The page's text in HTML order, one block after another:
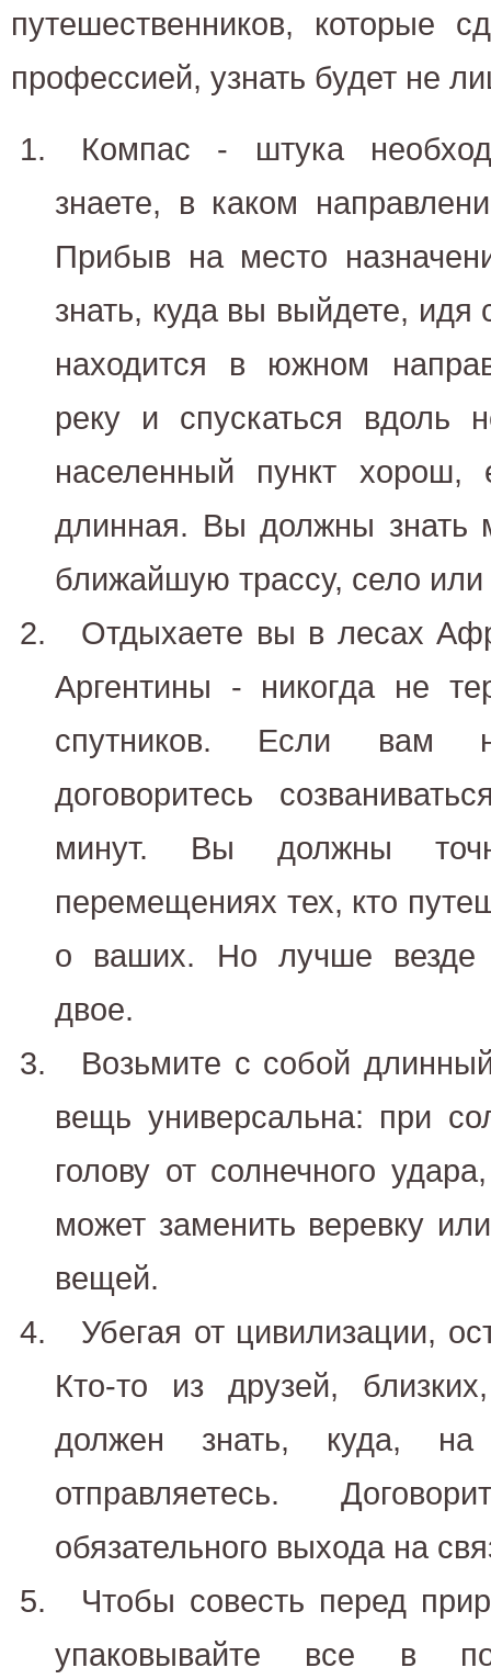
путешественников, которые
профессией, узнать будет не
Компас - штука
знаете, в каком
Прибыв на место
знать, куда вы выйдете, идя
находится в южном
реку и спускаться вдоль
населенный пункт
длинная. Вы должны знать
ближайшую трассу, село или
Отдыхаете вы в лесах
Аргентины - никогда не
спутников. Если вам
договоритесь
минут. Вы должны
перемещениях тех, кто
о ваших. Но лучше везде
двое.
Возьмите с собой
вещь универсальна: при
голову от солнечного
может заменить веревку
вещей.
Убегая от цивилизации,
Кто-то из друзей,
должен знать, куда,
отправляетесь.
обязательного выхода на
Чтобы совесть перед
упаковывайте все в